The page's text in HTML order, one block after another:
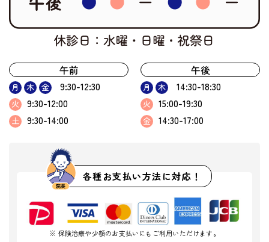
午前
月 木 金 9:30-12:30
火 9:30-12:00
土 9:30-14:00
午後
月 木 14:30-18:30
火 15:00-19:30
金 14:30-17:00
各種お支払い方法に対応！
※ 保険治療や少額のお支払いにもご利用いただけます。